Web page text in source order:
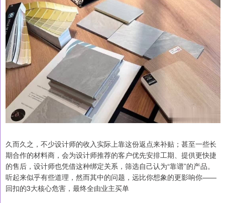
久而久之，不少设计师的收入实际上靠这份返点来补贴；甚至一些长
期合作的材料商，会为设计师推荐的客户优先安排工期、提供更快捷
的售后，设计师也凭借这种绑定关系，筛选自己认为“靠谱”的产品。
听起来似乎有些道理，然而其中的问题，远比你想象的更影响你——
回扣的3大核心危害，最终全由业主买单